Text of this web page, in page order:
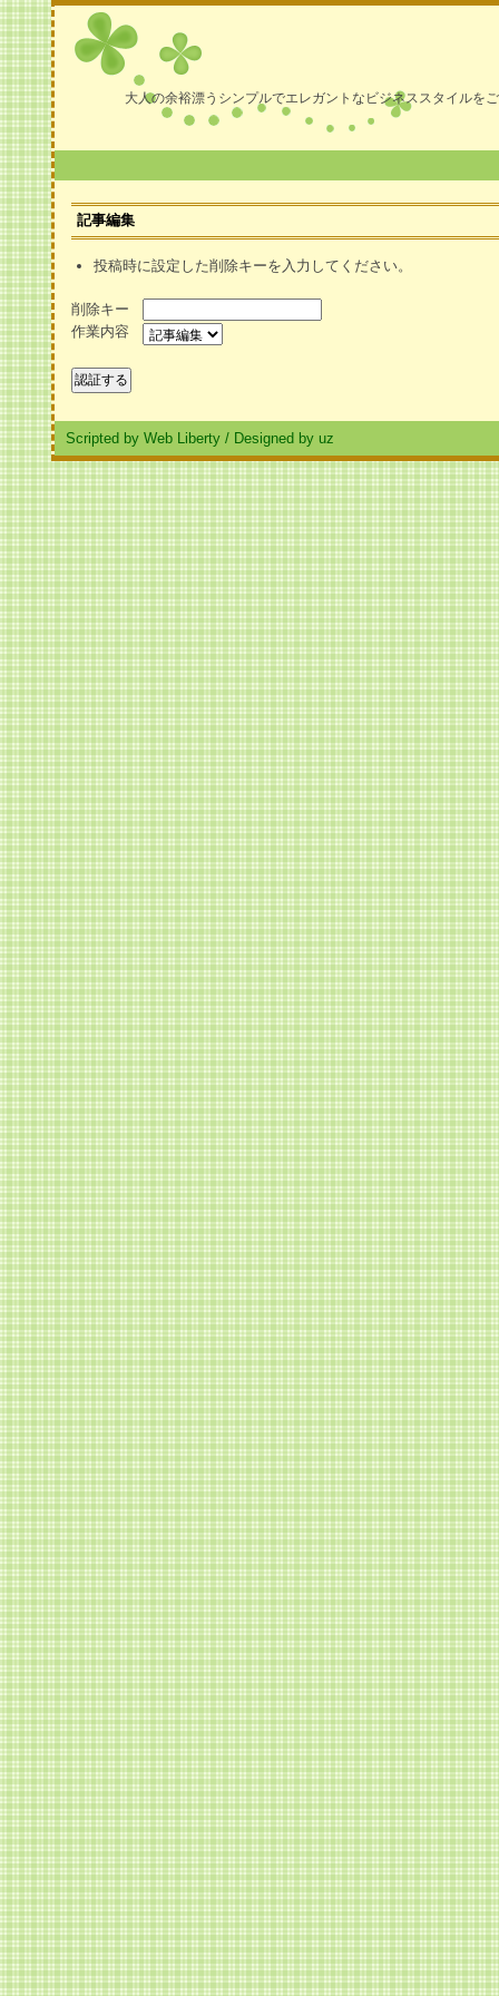
大人の余裕漂うシンプルでエレガントなビジネススタイルを
記事編集
投稿時に設定した削除キーを入力してください。
削除キー
作業内容
Scripted by Web Liberty / Designed by uz